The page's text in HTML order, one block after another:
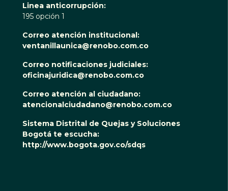
Linea anticorrupción:
195 opción 1
Correo atención institucional:
ventanillaunica@renobo.com.co
Correo notificaciones judiciales:
oficinajuridica@renobo.com.co
Correo atención al ciudadano:
atencionalciudadano@renobo.com.co
Sistema Distrital de Quejas y Soluciones
Bogotá te escucha:
http://www.bogota.gov.co/sdqs